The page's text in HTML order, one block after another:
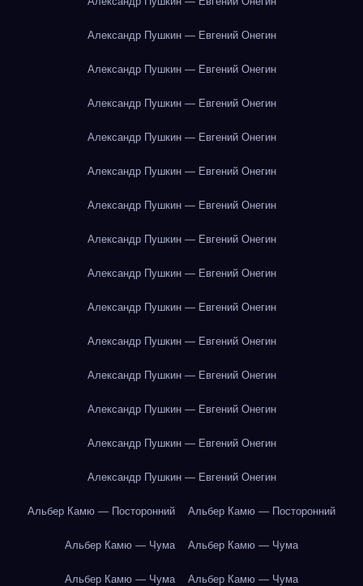
Александр Пушкин — Евгений Онегин
Александр Пушкин — Евгений Онегин
Александр Пушкин — Евгений Онегин
Александр Пушкин — Евгений Онегин
Александр Пушкин — Евгений Онегин
Александр Пушкин — Евгений Онегин
Александр Пушкин — Евгений Онегин
Александр Пушкин — Евгений Онегин
Александр Пушкин — Евгений Онегин
Александр Пушкин — Евгений Онегин
Александр Пушкин — Евгений Онегин
Александр Пушкин — Евгений Онегин
Александр Пушкин — Евгений Онегин
Александр Пушкин — Евгений Онегин
Альбер Камю — Посторонний Альбер Камю — Посторонний
Альбер Камю — Чума Альбер Камю — Чума
Альбер Камю — Чума Альбер Камю — Чума